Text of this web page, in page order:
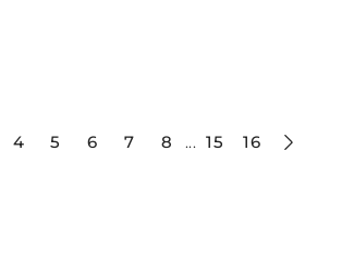
4 5 6 7 8 ... 15 16